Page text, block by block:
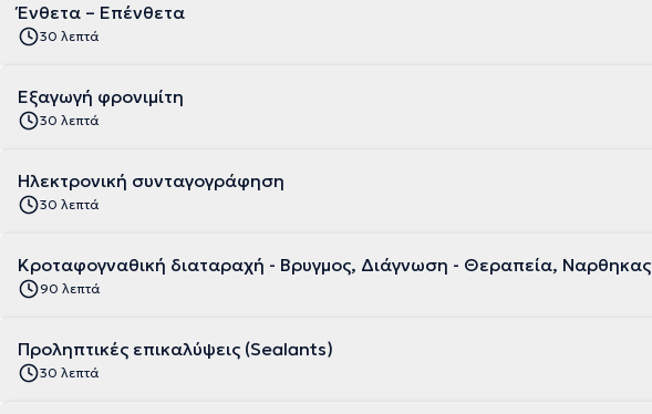
Ένθετα – Επένθετα
30 λεπτά
Εξαγωγή φρονιμίτη
30 λεπτά
Ηλεκτρονική συνταγογράφηση
30 λεπτά
Κροταφογναθική διαταραχή - Βρυγμος, Διάγνωση - Θεραπεία, Ναρθηκας
90 λεπτά
Προληπτικές επικαλύψεις (Sealants)
30 λεπτά